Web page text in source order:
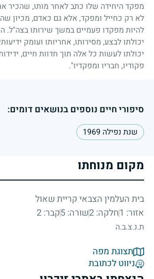
מפקד היחידה שלו כתב לאחר מותו, שהכיר
לא רק כחייל ומפקד, אלא גם כאדם, מכיון
להיות מפקדו פעמיים במשך שירותו בצה"ל.
יכולתו לבצע, מסירותו, אחריותו ועומק
יכולתו לעשות כל אלה תוך חדוות חיים,
פקודיו, חבריו ומפקדיו".
סיפורי חיים נוספים בנושאים דומים:
שנת נפילה 1969
מקום מנוחתו
בית העלמין הצבאי קריית שאול
אזור: 1
חלקה: 2 שורה: 5 קבר: 2
ת.נ.צ.ב.ה
תצוגת מפה
ניווט לכתובת